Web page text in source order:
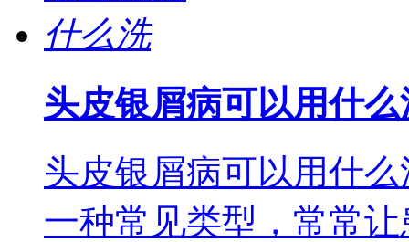
头皮银屑病可以用什么
头皮银屑病可以用什
一种常见类型，常常